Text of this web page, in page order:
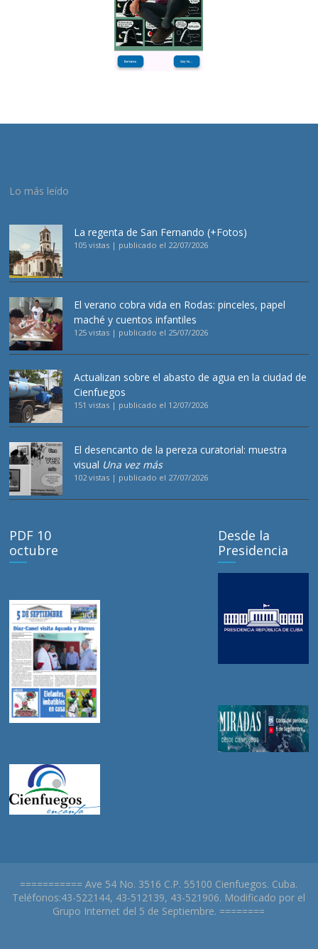
Lo más leído
La regenta de San Fernando (+Fotos)
105 vistas | publicado el 22/07/2026
El verano cobra vida en Rodas: pinceles, papel
maché y cuentos infantiles
125 vistas | publicado el 25/07/2026
Actualizan sobre el abasto de agua en la ciudad de
Cienfuegos
151 vistas | publicado el 12/07/2026
El desencanto de la pereza curatorial: muestra
visual Una vez más
102 vistas | publicado el 27/07/2026
PDF 10
octubre
Desde la
Presidencia
=========== Ave 54 No. 3516 C.P. 55100 Cienfuegos. Cuba.
Teléfonos:43-522144, 43-512139, 43-521906. Modificado por el
Grupo Internet del 5 de Septiembre. ========